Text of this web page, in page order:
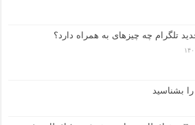
تلگرام چه چیزهای به همراه دارد؟
بشناسید